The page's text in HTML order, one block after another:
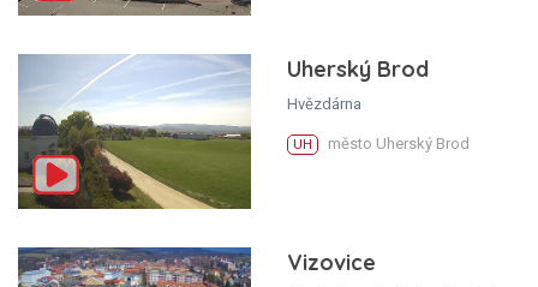
Uherský Brod
Hvězdárna
UH město Uherský Brod
Vizovice